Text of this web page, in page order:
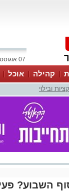
07 אוגוסט 2026 / 19:45
קהילה אוכל
ובילוי
השבוע?